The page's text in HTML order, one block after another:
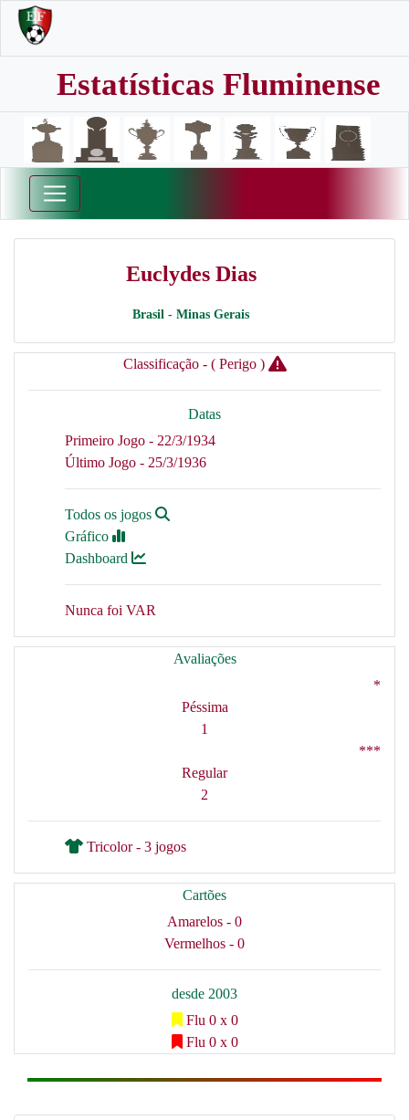
Estatísticas Fluminense
Euclydes Dias
Brasil - Minas Gerais
Classificação - ( Perigo )
Datas
Primeiro Jogo - 22/3/1934
Último Jogo - 25/3/1936
Todos os jogos
Gráfico
Dashboard
Nunca foi VAR
Avaliações
*
Péssima
1
***
Regular
2
Tricolor - 3 jogos
Cartões
Amarelos - 0
Vermelhos - 0
desde 2003
Flu 0 x 0
Flu 0 x 0